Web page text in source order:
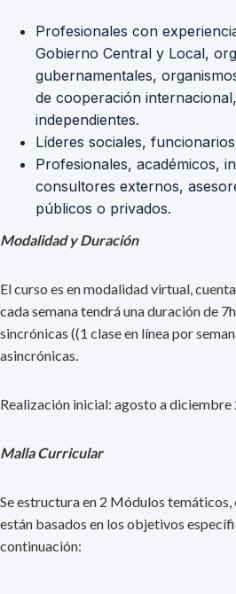
Profesionales con
Gobierno Central y Local,
gubernamentales,
de cooperación
independientes.
Líderes sociales,
Profesionales, académicos,
consultores externos,
públicos o privados.
Modalidad y Duración
El curso es en modalidad virtual,
cada semana tendrá una duración de
sincrónicas ((1 clase en línea por
asincrónicas.
Realización inicial: agosto a diciembre
Malla Curricular
Se estructura en 2 Módulos temáticos,
están basados en los objetivos
continuación: